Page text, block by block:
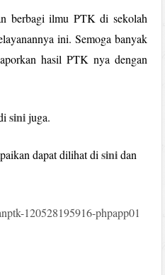
berbagi ilmu PTK di sekolah
ini. Semoga banyak
hasil PTK nya dengan
sini juga.
dapat dilihat disinidan
120528195916-phpapp01